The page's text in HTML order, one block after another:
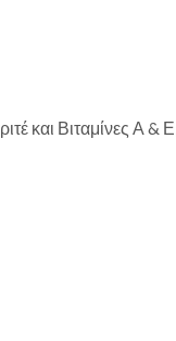
και Βιταμίνες Α